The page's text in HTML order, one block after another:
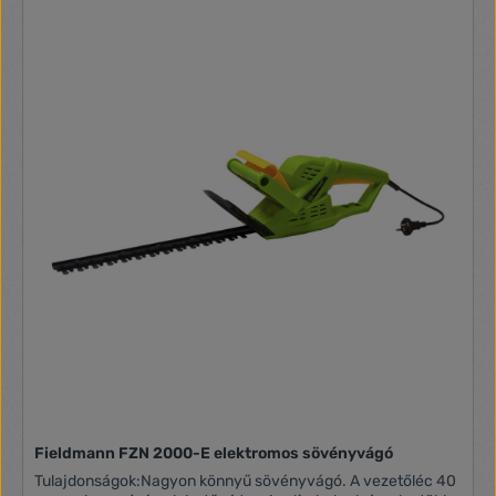
hátsó fogantyú nyílásait használhatja a tápkábel
rögzítésére. A kábel rögzítésével elkerülhető az áramellátás
megszakítása. BiztonságA kettős biztonsági kapcsoló
rendszere megakadályozza a gép spontán elindulását. A
sövénynyíró csak akkor indul el, ha mindkét kapcsolót
aktiválta. Többféle felhasználási lehetőségA sövénynyírók
mindenféle bokor és sövényféle gondozására alkalmas. A
Fieldmann FZN 2000-E elektromos sövényvágó
Tulajdonságok:Nagyon könnyű sövényvágó. A vezetőléc 40